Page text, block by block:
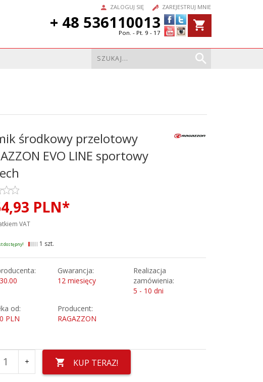
ZALOGUJ SIĘ ZAREJESTRUJ MNIE
+ 48 536110013
Pon. - Pt. 9 - 17
środkowy przelotowy
EVO LINE sportowy
93 PLN*
VAT
dostępny! 1 szt.
Gwarancja:
12 miesięcy
Realizacja
zamówienia:
5 - 10 dni
od:
PLN
Producent:
RAGAZZON
KUP TERAZ!